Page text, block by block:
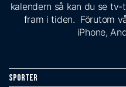
kalendern så kan du se
fram i tiden. Förutom
iPhone,
Sporter